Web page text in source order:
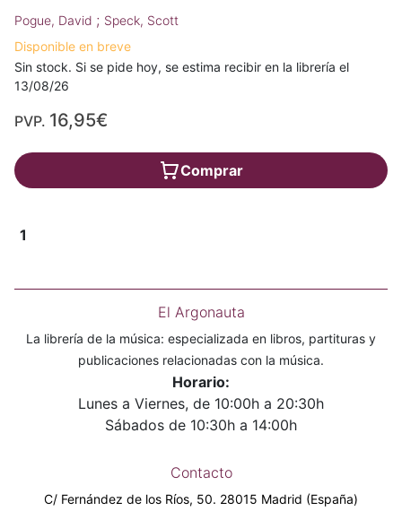
Pogue, David ; Speck, Scott
Disponible en breve
Sin stock. Si se pide hoy, se estima recibir en la librería el
13/08/26
PVP. 16,95€
Comprar
1
El Argonauta
La librería de la música: especializada en libros, partituras y
publicaciones relacionadas con la música.
Horario:
Lunes a Viernes, de 10:00h a 20:30h
Sábados de 10:30h a 14:00h
Contacto
C/ Fernández de los Ríos, 50. 28015 Madrid (España)